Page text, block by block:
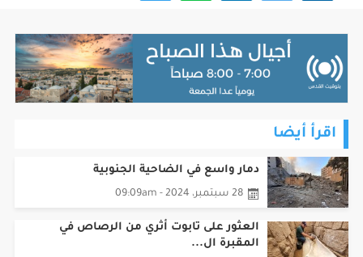
28 سبتمبر، 2024 - 09:09am
المقبرة ال...
13 يوليو، 2023 - 03:07pm